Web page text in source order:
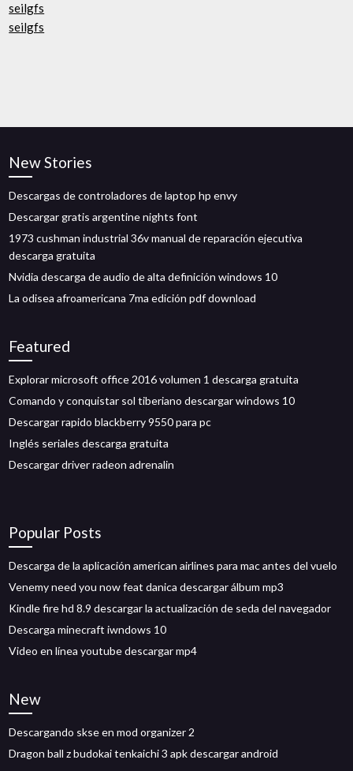
seilgfs
seilgfs
New Stories
Descargas de controladores de laptop hp envy
Descargar gratis argentine nights font
1973 cushman industrial 36v manual de reparación ejecutiva
descarga gratuita
Nvidia descarga de audio de alta definición windows 10
La odisea afroamericana 7ma edición pdf download
Featured
Explorar microsoft office 2016 volumen 1 descarga gratuita
Comando y conquistar sol tiberiano descargar windows 10
Descargar rapido blackberry 9550 para pc
Inglés seriales descarga gratuita
Descargar driver radeon adrenalin
Popular Posts
Descarga de la aplicación american airlines para mac antes del vuelo
Venemy need you now feat danica descargar álbum mp3
Kindle fire hd 8.9 descargar la actualización de seda del navegador
Descarga minecraft iwndows 10
Video en línea youtube descargar mp4
New
Descargando skse en mod organizer 2
Dragon ball z budokai tenkaichi 3 apk descargar android